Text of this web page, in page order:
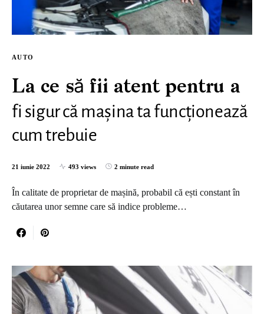
AUTO
La ce să fii atent pentru a
fi sigur că mașina ta funcționează
cum trebuie
21 iunie 2022 493 views 2 minute read
În calitate de proprietar de mașină, probabil că ești constant în
căutarea unor semne care să indice probleme…